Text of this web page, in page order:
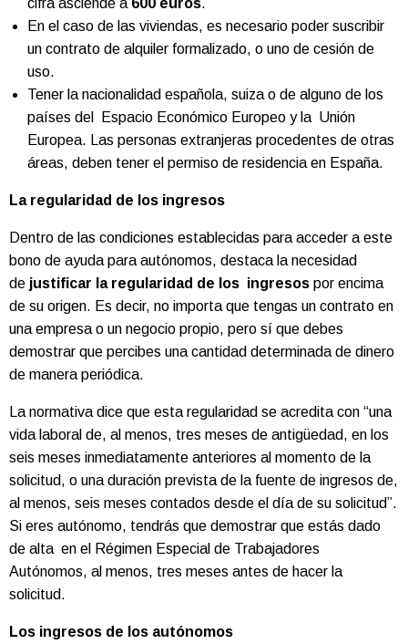
cifra asciende a 600 euros.
En el caso de las viviendas, es necesario poder suscribir
un contrato de alquiler formalizado, o uno de cesión de
uso.
Tener la nacionalidad española, suiza o de alguno de los
países del Espacio Económico Europeo y la Unión
Europea. Las personas extranjeras procedentes de otras
áreas, deben tener el permiso de residencia en España.
La regularidad de los ingresos
Dentro de las condiciones establecidas para acceder a este
bono de ayuda para autónomos, destaca la necesidad
de justificar la regularidad de los ingresos por encima
de su origen. Es decir, no importa que tengas un contrato en
una empresa o un negocio propio, pero sí que debes
demostrar que percibes una cantidad determinada de dinero
de manera periódica.
La normativa dice que esta regularidad se acredita con “una
vida laboral de, al menos, tres meses de antigüedad, en los
seis meses inmediatamente anteriores al momento de la
solicitud, o una duración prevista de la fuente de ingresos de,
al menos, seis meses contados desde el día de su solicitud”.
Si eres autónomo, tendrás que demostrar que estás dado
de alta en el Régimen Especial de Trabajadores
Autónomos, al menos, tres meses antes de hacer la
solicitud.
Los ingresos de los autónomos